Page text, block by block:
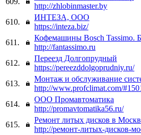
http://zhlobinmaster.by
610.
ИНТЕЗА, ООО
https://inteza.biz/
611.
Кофемашины Bosch Tassimo.
http://fantassimo.ru
612.
Переезд Долгопрудный
https://pereezddolgoprudniy.ru/
613.
Монтаж и обслуживание
http://www.profclimat.com/
614.
ООО Промавтоматика
http://promavtomatika56.ru/
615.
Ремонт литых дисков в
http://ремонт-литых-дисков-